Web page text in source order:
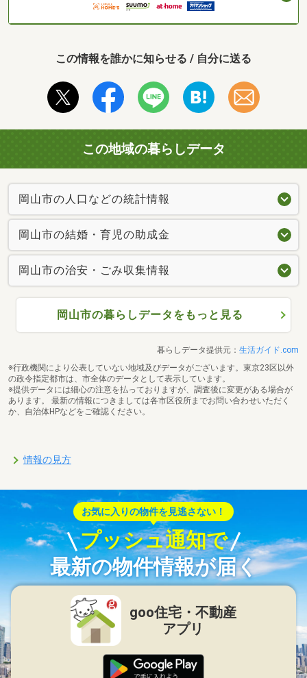
この情報を誰かに知らせる / 自分に送る
この地域の暮らしデータ
岡山市の人口などの統計情報
岡山市の結婚・育児の助成金
岡山市の治安・ごみ収集情報
岡山市の暮らしデータをもっと見る
暮らしデータ提供元： 生活ガイド.com
※行政機関により公表していない地域及びデータがございます。東京23区以外
の政令指定都市は、市全体のデータとして表示しています。
※提供データには細心の注意を払っておりますが、調査後に変更がある場合が
あります。 最新の情報につきましては各市区役所までお問い合わせいただく
か、自治体HPなどをご確認ください。
情報の見方
お気に入りの物件を見逃さない！
プッシュ通知で
最新の物件情報が届く
goo住宅・不動産
アプリ